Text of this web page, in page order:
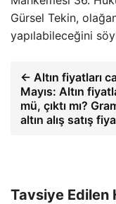
Gürsel Tekin,
yapılabileceğini
← Altın fiyatları
Mayıs: Altın
mü, çıktı mı?
altın alış satış
Tavsiye Edilen